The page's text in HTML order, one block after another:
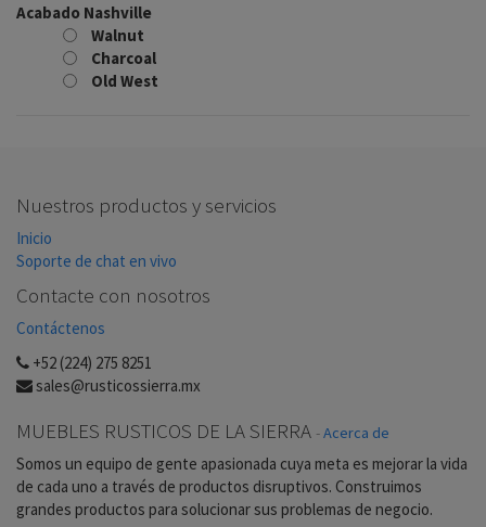
Acabado Nashville
Walnut
Charcoal
Old West
Nuestros productos y servicios
Inicio
Soporte de chat en vivo
Contacte con nosotros
Contáctenos
+52 (224) 275 8251
sales@rusticossierra.mx
MUEBLES RUSTICOS DE LA SIERRA -Acerca de
Somos un equipo de gente apasionada cuya meta es mejorar la vida
de cada uno a través de productos disruptivos. Construimos
grandes productos para solucionar sus problemas de negocio.